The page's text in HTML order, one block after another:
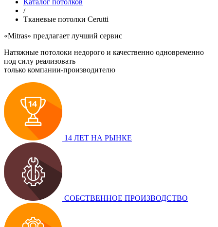
/
Тканевые потолки Cerutti
«Mitras» предлагает лучший сервис
Натяжные потолоки недорого и качественно одновременно
под силу реализовать
только компании-производителю
14 ЛЕТ НА РЫНКЕ
СОБСТВЕННОЕ ПРОИЗВОДСТВО